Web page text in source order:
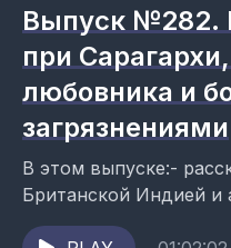
Выпуск №282.
при
любовника и
загрязнениями
В этом выпуске:-
Британской Индией и
которой ярко